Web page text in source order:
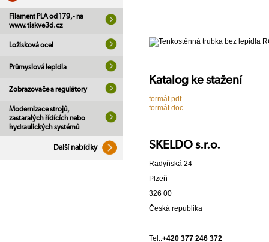
Filament PLA od 179,- na
www.tiskve3d.cz
Ložisková ocel
Průmyslová lepidla
Zobrazovače a regulátory
Modernizace strojů,
zastaralých řídících nebo
hydraulických systémů
Další nabídky
Katalog ke stažení
formát pdf
formát doc
SKELDO s.r.o.
Radyňská 24
Plzeň
326 00
Česká republika
Tel.:+420 377 246 372